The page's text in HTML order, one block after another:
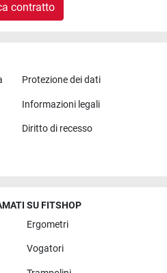
contratto
Protezione dei dati
Informazioni legali
Diritto di recesso
SU FITSHOP
Ergometri
Vogatori